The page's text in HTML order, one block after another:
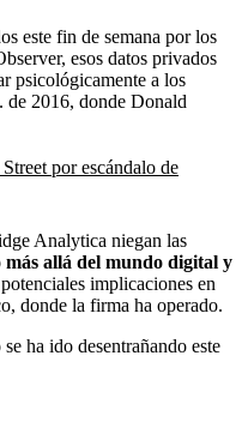
este fin de semana por los
esos datos privados
psicológicamente a los
de 2016, donde Donald
por escándalo de
Analytica niegan las
más allá del mundo digital y
implicaciones en
donde la firma ha operado.
ha ido desentrañando este